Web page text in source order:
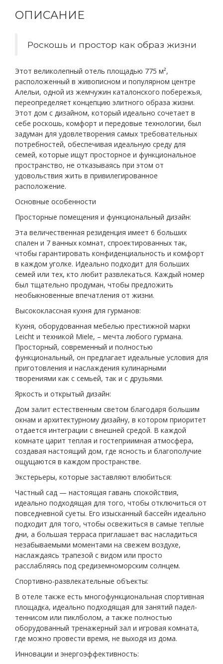
ОПИСАНИЕ
Роскошь и простор как образ жизни
Этот великолепный отель площадью 775 м²,
расположенный в живописном и популярном центре
Алельи, одной из жемчужин каталонского побережья,
переопределяет концепцию элитного образа жизни.
Этот дом с дизайном, который идеально сочетает в
себе роскошь, комфорт и передовые технологии, был
задуман для удовлетворения самых требовательных
потребностей, обеспечивая идеальную среду для
семей, которые ищут просторное и функциональное
пространство, не отказываясь при этом от
удовольствия жить в привилегированное
расположение.
Основные особенности
Просторные помещения и функциональный дизайн:
Эта величественная резиденция имеет 6 больших
спален и 7 ванных комнат, спроектированных так,
чтобы гарантировать конфиденциальность и комфорт
в каждом уголке. Идеально подходит для больших
семей или тех, кто любит развлекаться. Каждый номер
был тщательно продуман, чтобы предложить
необыкновенные впечатления от жизни.
Высококлассная кухня для гурманов:
Кухня, оборудованная мебелью престижной марки
Leicht и техникой Miele, – мечта любого гурмана.
Просторный, современный и полностью
функциональный, он предлагает идеальные условия для
приготовления и наслаждения кулинарными
творениями как с семьей, так и с друзьями.
Яркость и открытый дизайн:
Дом залит естественным светом благодаря большим
окнам и архитектурному дизайну, в котором приоритет
отдается интеграции с внешней средой. В каждой
комнате царит теплая и гостеприимная атмосфера,
создавая настоящий дом, где ясность и благополучие
ощущаются в каждом пространстве.
Экстерьеры, которые заставляют влюбиться:
Частный сад — настоящая гавань спокойствия,
идеально подходящая для того, чтобы отключиться от
повседневной суеты. Его изысканный бассейн идеально
подходит для того, чтобы освежиться в самые теплые
дни, а большая терраса приглашает вас насладиться
незабываемыми моментами на свежем воздухе,
наслаждаясь трапезой с видом или просто
расслабляясь под средиземноморским солнцем.
Спортивно-развлекательные объекты:
В отеле также есть многофункциональная спортивная
площадка, идеально подходящая для занятий падел-
теннисом или пиклболом, а также полностью
оборудованный тренажерный зал и игровая комната,
где можно провести время, не выходя из дома.
Инновации и энергоэффективность: